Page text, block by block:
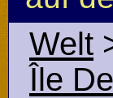
Welt
Île